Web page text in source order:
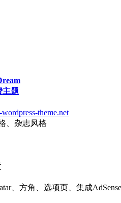
主题
theme.net
、杂志风格
、方角、选项页、集成